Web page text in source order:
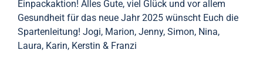
Einpackaktion! Alles Gute, viel Glück und vor allem
Gesundheit für das neue Jahr 2025 wünscht Euch die
Spartenleitung! Jogi, Marion, Jenny, Simon, Nina,
Laura, Karin, Kerstin & Franzi